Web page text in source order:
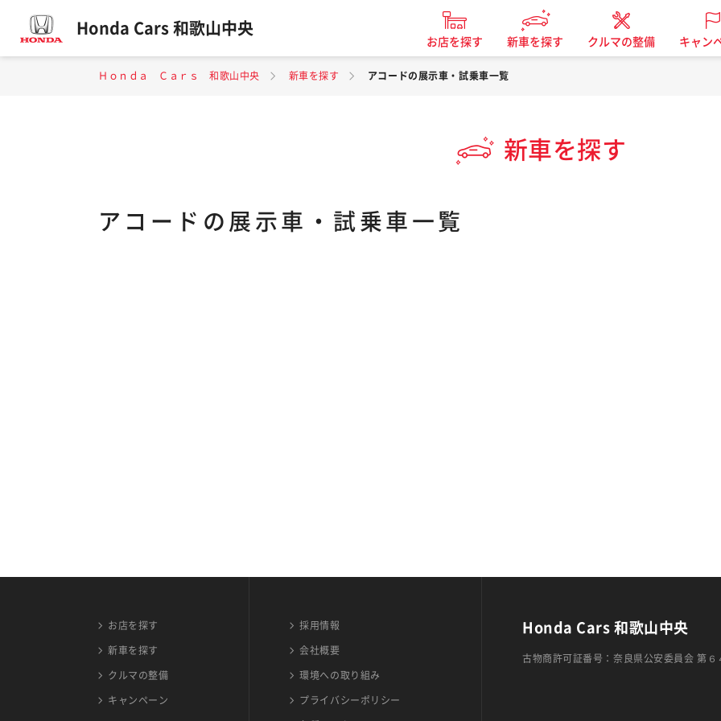
Honda Cars 和歌山中央
お店を探す 新車を探す クルマの整備 キャン
Ｈｏｎｄａ Ｃａｒｓ 和歌山中央 新車を探す アコードの展示車・試乗車一覧
新車を探す
アコードの展示車・試乗車一覧
お店を探す
新車を探す
クルマの整備
キャンペーン
採用情報
会社概要
環境への取り組み
プライバシーポリシー
Honda Cars 和歌山中央
古物商許可証番号：奈良県公安委員会 第